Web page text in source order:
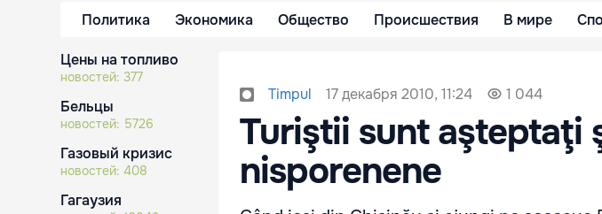
Политика Экономика Общество Происшествия В мире
Цены на топливо
новостей: 377
Бельцы
новостей: 5726
Газовый кризис
новостей: 408
Гагаузия
Timpul 17 декабря 2010, 11:24 1 044
Turiştii sunt aşteptaţi
nisporenene